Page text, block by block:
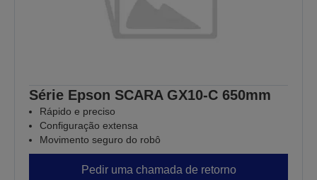
Série Epson SCARA GX10-C 650mm
Rápido e preciso
Configuração extensa
Movimento seguro do robô
Pedir uma chamada de retorno